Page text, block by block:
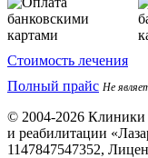
Стоимость лечения
Полный прайс Не
© 2004-2026 Клиники
и реабилитации
1147847547352,